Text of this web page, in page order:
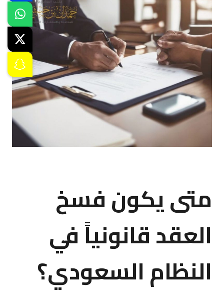
متى يكون فسخ
العقد قانونياً في
النظام السعودي؟